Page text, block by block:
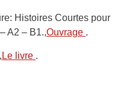
Histoires Courtes pour
A2 – B1.,Ouvrage .
Le livre .